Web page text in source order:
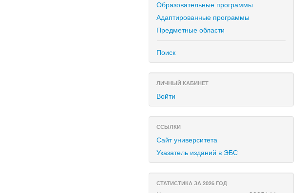
Образовательные программы
Адаптированные программы
Предметные области
Поиск
ЛИЧНЫЙ КАБИНЕТ
Войти
ССЫЛКИ
Сайт университета
Указатель изданий в ЭБС
СТАТИСТИКА ЗА 2026 ГОД